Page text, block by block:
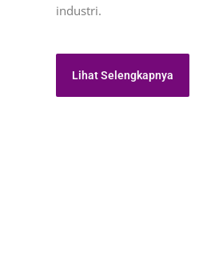
industri.
Lihat Selengkapnya